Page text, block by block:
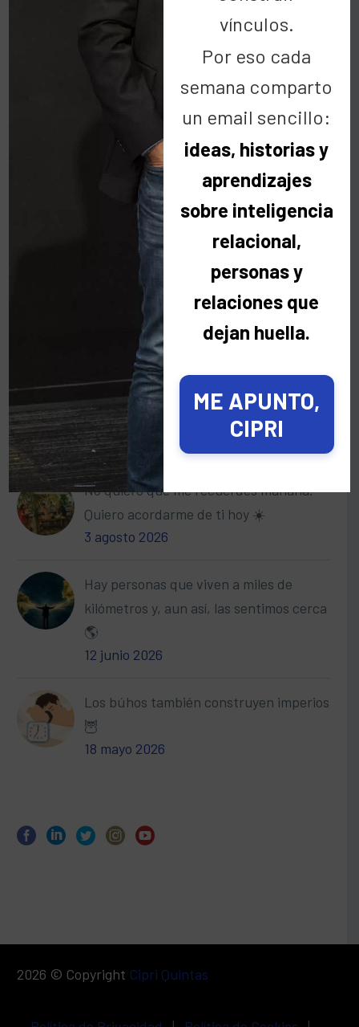
Últimas noticias
No quiero que me recuerdes mañana.
Quiero acordarme de ti hoy ☀️
3 agosto 2026
Hay personas que viven a miles de
kilómetros y, aun así, las sentimos cerca
🌎
12 junio 2026
Los búhos también construyen imperios
🦉
18 mayo 2026
2026 © Copyright Cipri Quintas
vínculos.
Por eso cada
semana comparto
un email sencillo:
ideas, historias y
aprendizajes
sobre inteligencia
relacional,
personas y
relaciones que
dejan huella.
ME APUNTO,
CIPRI